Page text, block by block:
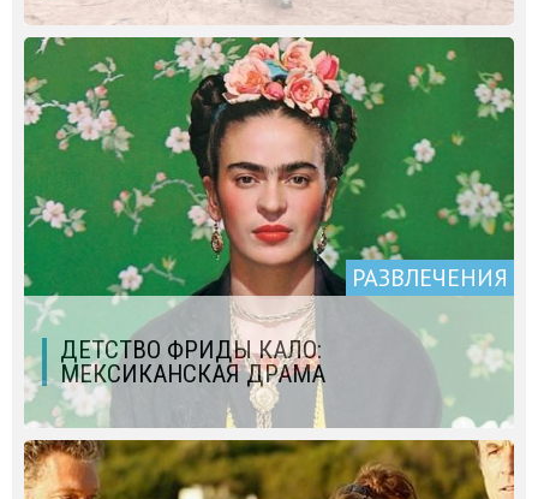
РАЗВЛЕЧЕНИЯ
ДЕТСТВО ФРИДЫ КАЛО:
МЕКСИКАНСКАЯ ДРАМА